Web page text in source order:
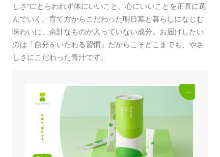
しさ”にとらわれず体にいいこと、心にいいことを正直に選
んでいく。育て方からこだわった明日葉と暮らしになじむ
味わいに、余計なものが入っていない成分。お届けしたい
のは「自分をいたわる習慣」だからこそどこまでも、やさ
しさにこだわった青汁です。